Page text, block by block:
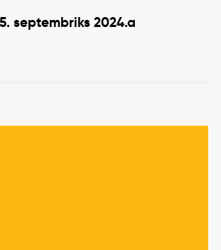
septembriks 2024.a